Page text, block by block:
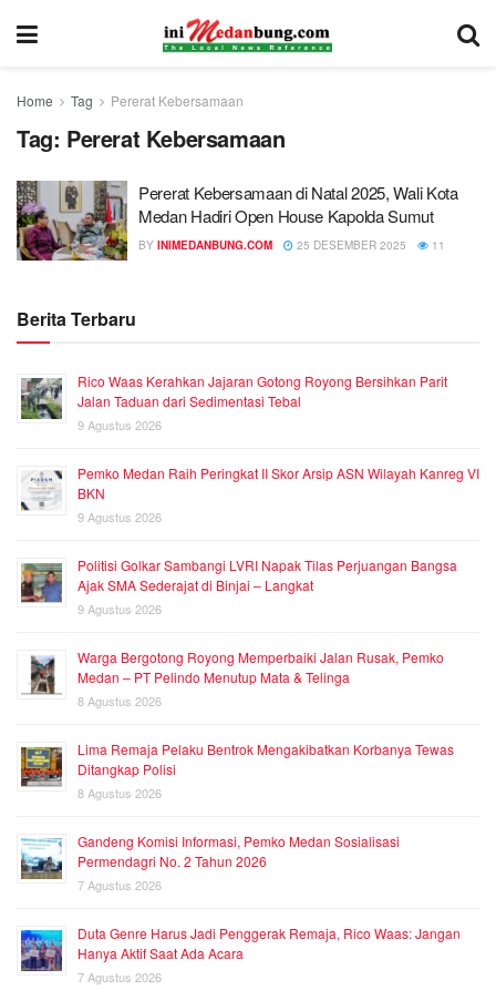
Home Tag Pererat Kebersamaan
Tag: Pererat Kebersamaan
Pererat Kebersamaan di Natal 2025, Wali Kota
Medan Hadiri Open House Kapolda Sumut
BY INIMEDANBUNG.COM 25 DESEMBER 2025 11
Berita Terbaru
Rico Waas Kerahkan Jajaran Gotong Royong Bersihkan Parit
Jalan Taduan dari Sedimentasi Tebal
9 Agustus 2026
Pemko Medan Raih Peringkat II Skor Arsip ASN Wilayah Kanreg VI
BKN
9 Agustus 2026
Politisi Golkar Sambangi LVRI Napak Tilas Perjuangan Bangsa
Ajak SMA Sederajat di Binjai – Langkat
9 Agustus 2026
Warga Bergotong Royong Memperbaiki Jalan Rusak, Pemko
Medan – PT Pelindo Menutup Mata & Telinga
8 Agustus 2026
Lima Remaja Pelaku Bentrok Mengakibatkan Korbanya Tewas
Ditangkap Polisi
8 Agustus 2026
Gandeng Komisi Informasi, Pemko Medan Sosialisasi
Permendagri No. 2 Tahun 2026
7 Agustus 2026
Duta Genre Harus Jadi Penggerak Remaja, Rico Waas: Jangan
Hanya Aktif Saat Ada Acara
7 Agustus 2026